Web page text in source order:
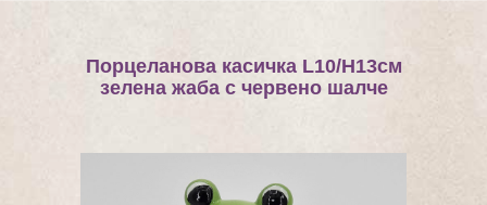
Порцеланова касичка L10/H13см
зелена жаба с червено шалче